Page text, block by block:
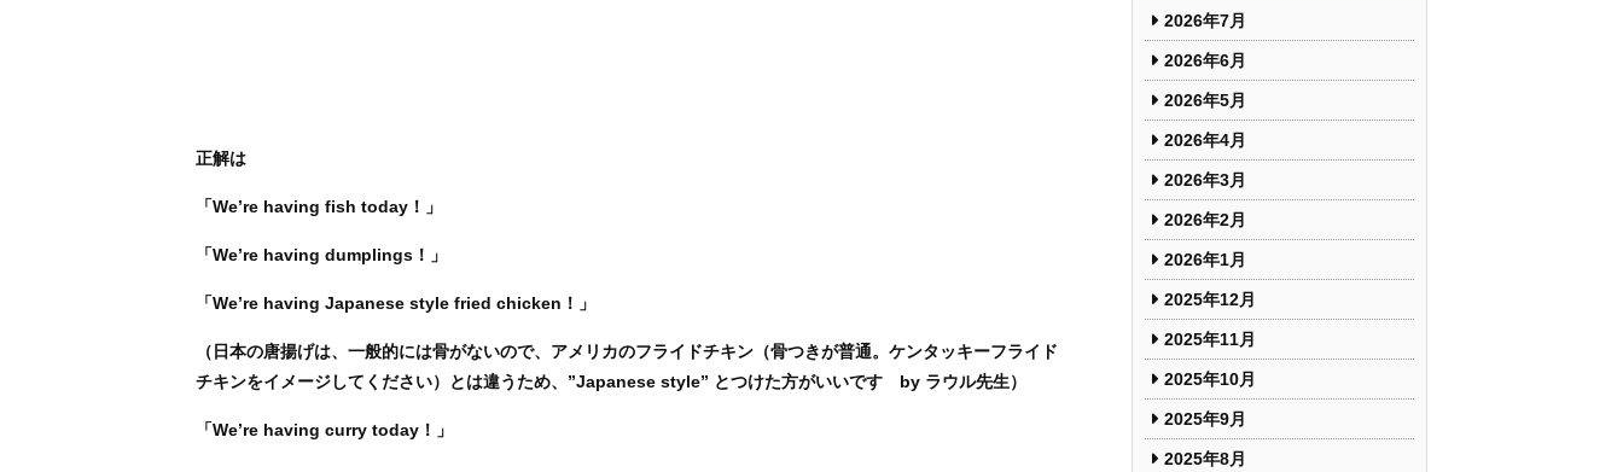
正解は
「We’re having fish today！」
「We’re having dumplings！」
「We’re having Japanese style fried chicken！」
（日本の唐揚げは、一般的には骨がないので、アメリカのフライドチキン（骨つきが普通。ケンタッキーフライド
チキンをイメージしてください）とは違うため、”Japanese style” とつけた方がいいです by ラウル先生）
「We’re having curry today！」
2026年7月
2026年6月
2026年5月
2026年4月
2026年3月
2026年2月
2026年1月
2025年12月
2025年11月
2025年10月
2025年9月
2025年8月